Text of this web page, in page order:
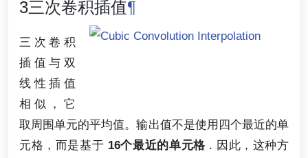
3三次卷积插值¶
三次卷积
插值与双
线性插值
相似，它
取周围单元的平均值。输出值不是使用四个最近的单
元格，而是基于 16个最近的单元格 . 因此，这种方